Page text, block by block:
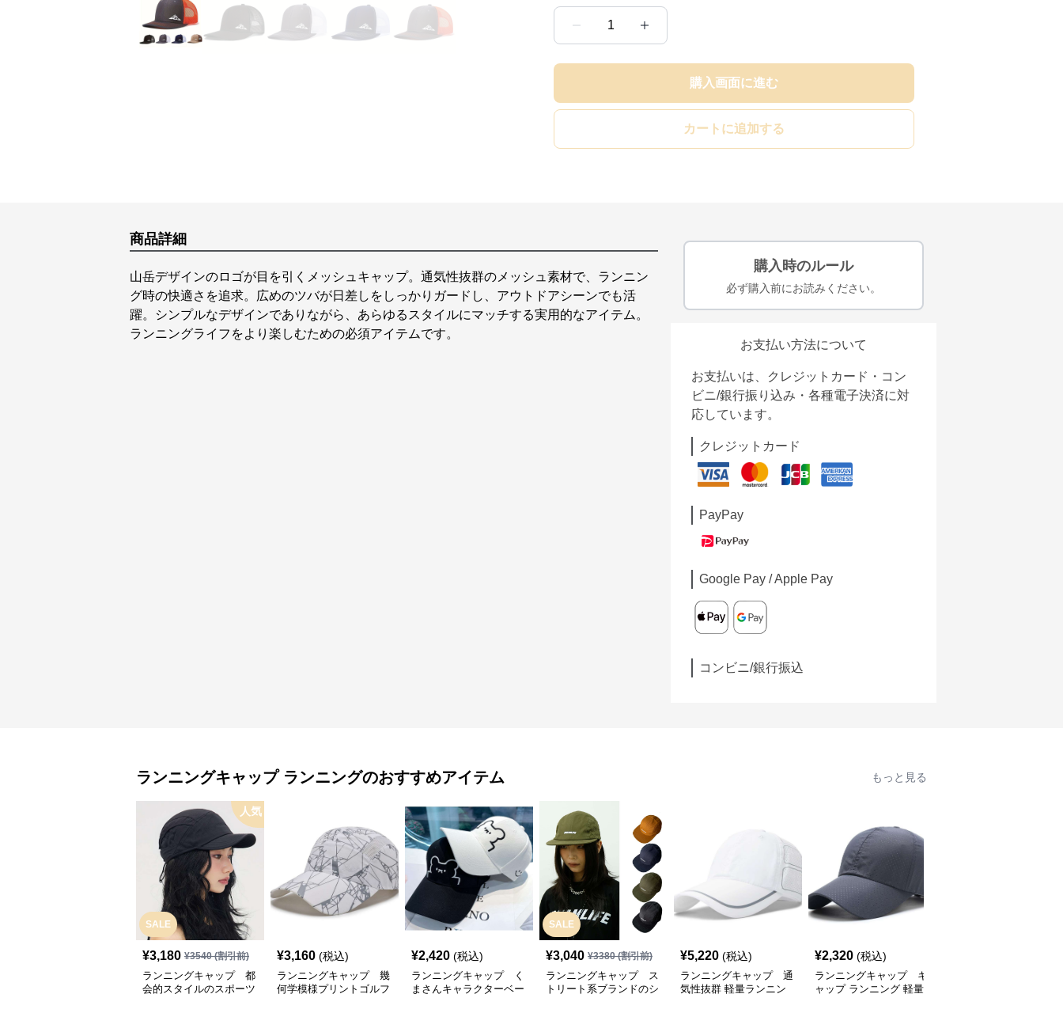
1
購入画面に進む
カートに追加する
商品詳細
山岳デザインのロゴが目を引くメッシュキャップ。通気性抜群のメッシュ素材で、ランニン
グ時の快適さを追求。広めのツバが日差しをしっかりガードし、アウトドアシーンでも活
躍。シンプルなデザインでありながら、あらゆるスタイルにマッチする実用的なアイテム。
ランニングライフをより楽しむための必須アイテムです。
購入時のルール
必ず購入前にお読みください。
お支払い方法について
お支払いは、クレジットカード・コン
ビニ/銀行振り込み・各種電子決済に対
応しています。
クレジットカード
PayPay
Google Pay / Apple Pay
コンビニ/銀行振込
ランニングキャップ ランニングのおすすめアイテム もっと見る
SALE
人気
¥3,180 ¥3540(割引前)
ランニングキャップ 都
会的スタイルのスポーツ
¥3,160 (税込)
ランニングキャップ 幾
何学模様プリントゴルフ
¥2,420 (税込)
ランニングキャップ く
まさんキャラクターベー
SALE
¥3,040 ¥3380(割引前)
ランニングキャップ ス
トリート系ブランドのシ
¥5,220 (税込)
ランニングキャップ 通
気性抜群 軽量ランニン
¥2,320 (税込)
ランニングキャップ キ
ャップ ランニング 軽量